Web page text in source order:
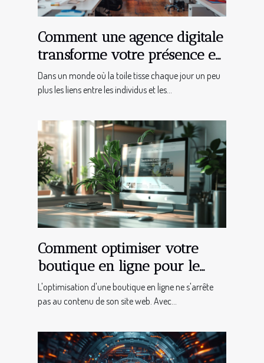
Comment une agence digitale
transforme votre présence en
ligne
Dans un monde où la toile tisse chaque jour un peu
plus les liens entre les individus et les...
Comment optimiser votre
boutique en ligne pour le
référencement avec les cartes
Twitter
L'optimisation d'une boutique en ligne ne s'arrête
pas au contenu de son site web. Avec...